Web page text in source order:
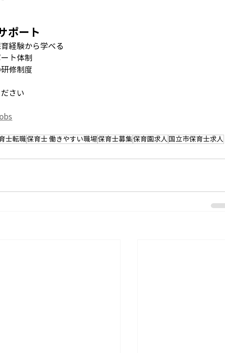
ポート
経験から学べる
ト体制
修制度
さい
士転職保育士 働きやすい職場保育士募集保育園求人 国立市保育士求人